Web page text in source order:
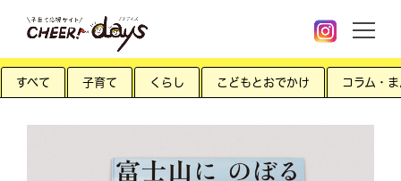
すべて 子育て くらし こどもとおでかけ コラム・